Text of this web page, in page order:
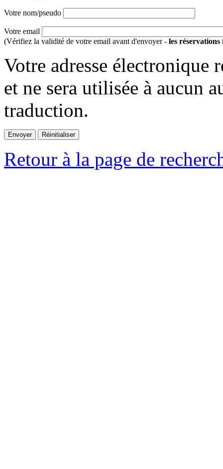
Votre nom/pseudo
Votre email
(Vérifiez la validité de votre email avant d'envoyer - les réservations
Votre adresse électronique
et ne sera utilisée à aucun
traduction.
Retour à la page de